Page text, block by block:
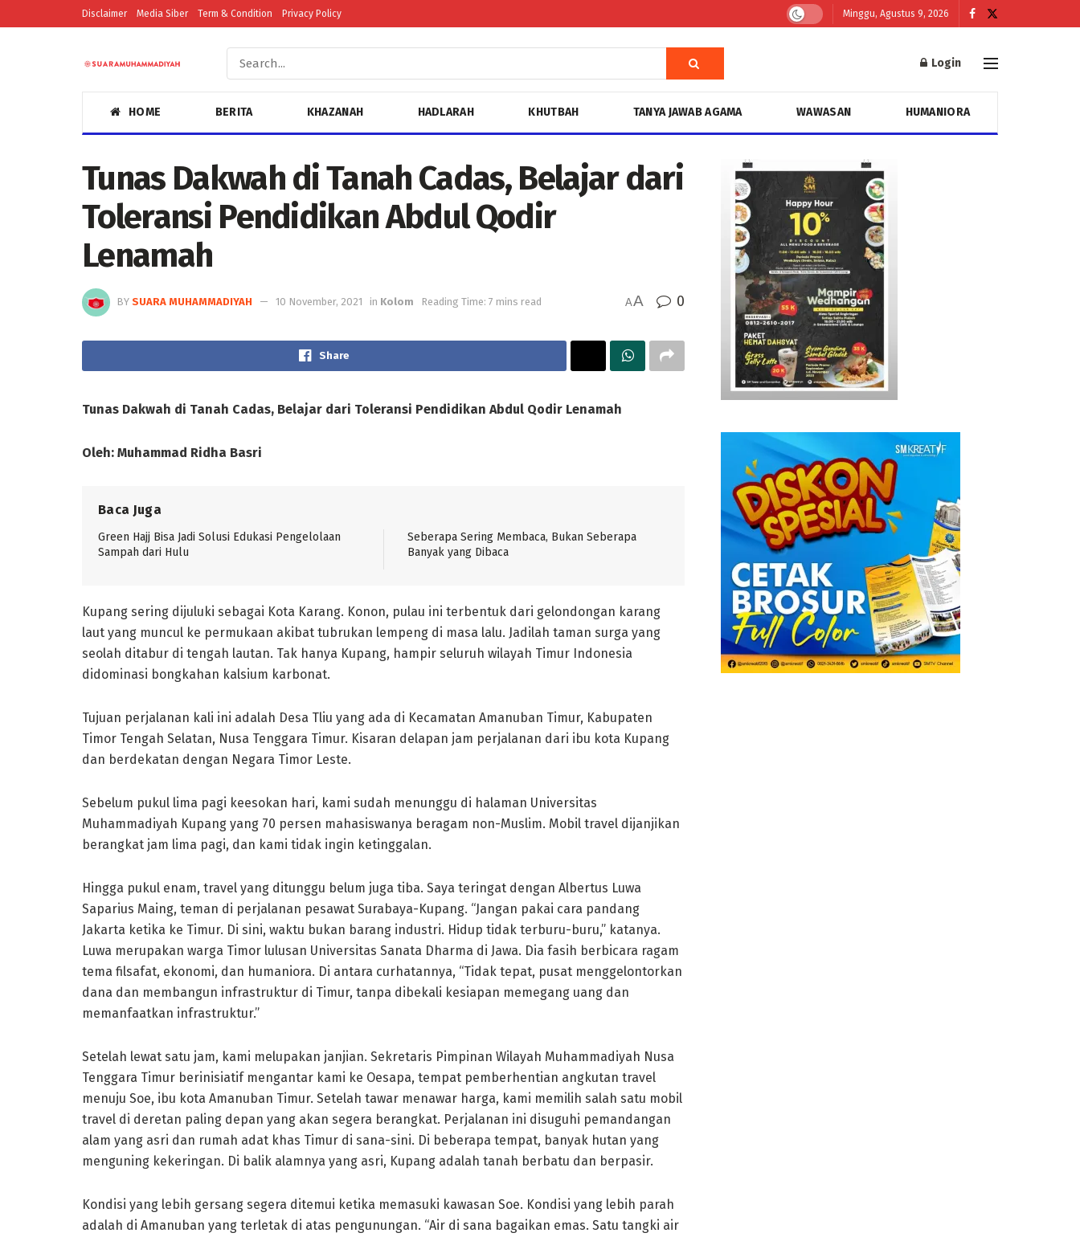
Disclaimer Media Siber Term & Condition Privacy Policy Minggu, Agustus 9, 2026
Login
HOME BERITA KHAZANAH HADLARAH KHUTBAH TANYA JAWAB AGAMA WAWASAN HUMANIORA
Tunas Dakwah di Tanah Cadas, Belajar dari
Toleransi Pendidikan Abdul Qodir
Lenamah
BY SUARA MUHAMMADIYAH 10 November, 2021 in Kolom Reading Time: 7 mins read AA 0
Share
Tunas Dakwah di Tanah Cadas, Belajar dari Toleransi Pendidikan Abdul Qodir Lenamah
Oleh: Muhammad Ridha Basri
Baca Juga
Green Hajj Bisa Jadi Solusi Edukasi Pengelolaan
Sampah dari Hulu
Seberapa Sering Membaca, Bukan Seberapa
Banyak yang Dibaca
Kupang sering dijuluki sebagai Kota Karang. Konon, pulau ini terbentuk dari gelondongan karang
laut yang muncul ke permukaan akibat tubrukan lempeng di masa lalu. Jadilah taman surga yang
seolah ditabur di tengah lautan. Tak hanya Kupang, hampir seluruh wilayah Timur Indonesia
didominasi bongkahan kalsium karbonat.
Tujuan perjalanan kali ini adalah Desa Tliu yang ada di Kecamatan Amanuban Timur, Kabupaten
Timor Tengah Selatan, Nusa Tenggara Timur. Kisaran delapan jam perjalanan dari ibu kota Kupang
dan berdekatan dengan Negara Timor Leste.
Sebelum pukul lima pagi keesokan hari, kami sudah menunggu di halaman Universitas
Muhammadiyah Kupang yang 70 persen mahasiswanya beragam non-Muslim. Mobil travel dijanjikan
berangkat jam lima pagi, dan kami tidak ingin ketinggalan.
Hingga pukul enam, travel yang ditunggu belum juga tiba. Saya teringat dengan Albertus Luwa
Saparius Maing, teman di perjalanan pesawat Surabaya-Kupang. “Jangan pakai cara pandang
Jakarta ketika ke Timur. Di sini, waktu bukan barang industri. Hidup tidak terburu-buru,” katanya.
Luwa merupakan warga Timor lulusan Universitas Sanata Dharma di Jawa. Dia fasih berbicara ragam
tema filsafat, ekonomi, dan humaniora. Di antara curhatannya, “Tidak tepat, pusat menggelontorkan
dana dan membangun infrastruktur di Timur, tanpa dibekali kesiapan memegang uang dan
memanfaatkan infrastruktur.”
Setelah lewat satu jam, kami melupakan janjian. Sekretaris Pimpinan Wilayah Muhammadiyah Nusa
Tenggara Timur berinisiatif mengantar kami ke Oesapa, tempat pemberhentian angkutan travel
menuju Soe, ibu kota Amanuban Timur. Setelah tawar menawar harga, kami memilih salah satu mobil
travel di deretan paling depan yang akan segera berangkat. Perjalanan ini disuguhi pemandangan
alam yang asri dan rumah adat khas Timur di sana-sini. Di beberapa tempat, banyak hutan yang
menguning kekeringan. Di balik alamnya yang asri, Kupang adalah tanah berbatu dan berpasir.
Kondisi yang lebih gersang segera ditemui ketika memasuki kawasan Soe. Kondisi yang lebih parah
adalah di Amanuban yang terletak di atas pengunungan. “Air di sana bagaikan emas. Satu tangki air